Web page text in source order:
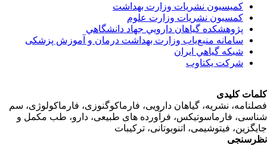
کمیسیون نشریات وزارت بهداشت
کمسیون نشریات وزارت علوم
پژوهشكده گياهان دارويي جهاد دانشگاهي
سامانه منبع‌ياب وزارت بهداشت درمان و آموزش پزشکی
شبكه گياهي ايران
شرکت یکتاوب
کلیدی
نشریه، گیاهان دارویی، فارماکوگنوزی، فارماکولوژی، سم
فارماسوتیکس، فرآورده های طبیعی، دارو، طب مکمل و
فیتوشیمی، اتنوبوتانی، ترکیبات